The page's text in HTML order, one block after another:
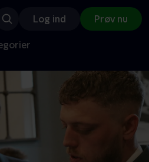
Log ind Prøv nu